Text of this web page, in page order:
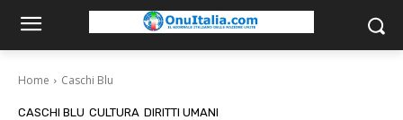
Home Caschi Blu
CASCHI BLU CULTURA DIRITTI UMANI